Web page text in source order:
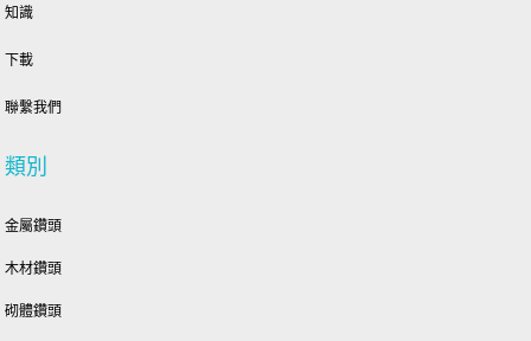
知識
下載
聯繫我們
類別
金屬鑽頭
木材鑽頭
砌體鑽頭